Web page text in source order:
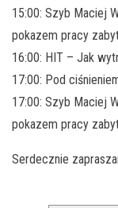
15:00: Szyb Maciej
pokazem pracy
16:00: HIT – Jak
17:00: Pod
17:00: Szyb Maciej
pokazem pracy
Serdecznie